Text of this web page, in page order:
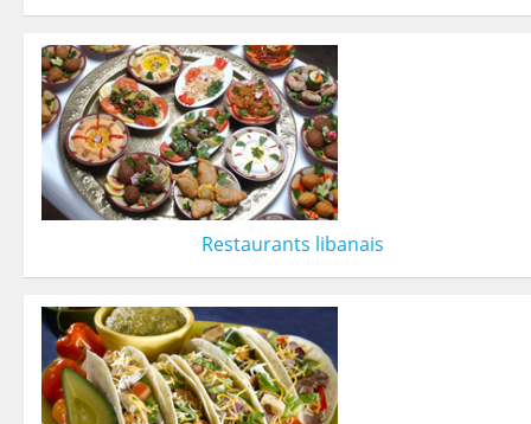
Restaurants libanais